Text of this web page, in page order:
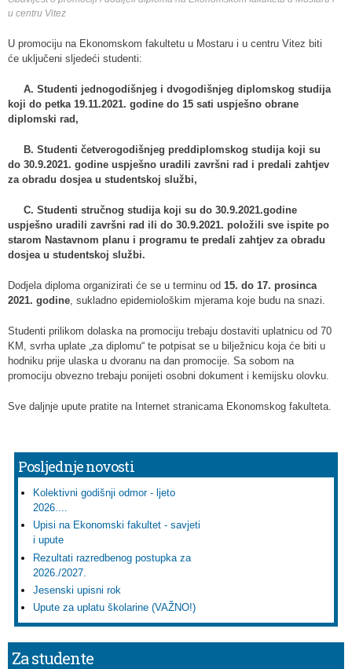
u centru Vitez
U promociju na Ekonomskom fakultetu u Mostaru i u centru Vitez biti
će uključeni sljedeći studenti:
A. Studenti jednogodišnjeg i dvogodišnjeg diplomskog studija
koji do petka 19.11.2021. godine do 15 sati uspješno obrane
diplomski rad,
B. Studenti četverogodišnjeg preddiplomskog studija koji su
do 30.9.2021. godine uspješno uradili završni rad i predali zahtjev
za obradu dosjea u studentskoj službi,
C. Studenti stručnog studija koji su do 30.9.2021.godine
uspješno uradili završni rad ili do 30.9.2021. položili sve ispite po
starom Nastavnom planu i programu te predali zahtjev za obradu
dosjea u studentskoj službi.
Dodjela diploma organizirati će se u terminu od 15. do 17. prosinca
2021. godine, sukladno epidemiološkim mjerama koje budu na snazi.
Studenti prilikom dolaska na promociju trebaju dostaviti uplatnicu od 70
KM, svrha uplate „za diplomu“ te potpisat se u bilježnicu koja će biti u
hodniku prije ulaska u dvoranu na dan promocije. Sa sobom na
promociju obvezno trebaju ponijeti osobni dokument i kemijsku olovku.
Sve daljnje upute pratite na Internet stranicama Ekonomskog fakulteta.
Posljednje novosti
Kolektivni godišnji odmor - ljeto
2026....
Upisi na Ekonomski fakultet - savjeti
i upute
Rezultati razredbenog postupka za
2026./2027.
Jesenski upisni rok
Upute za uplatu školarine (VAŽNO!)
Za studente